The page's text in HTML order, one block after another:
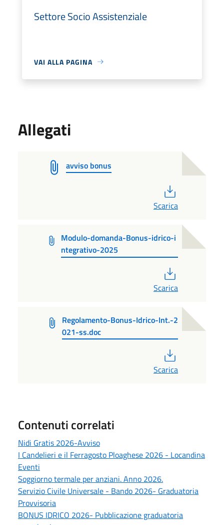
Settore Socio Assistenziale
VAI ALLA PAGINA
Allegati
avviso bonus
Scarica
Modulo-domanda-Bonus-idrico-i
ntegrativo-2025
Scarica
Regolamento-Bonus-Idrico-Int.-2
021-ss.doc
Scarica
Contenuti correlati
Nidi Gratis 2026-Avviso
I Candelieri e il Ferragosto Ploaghese 2026 - Locandina
Eventi
Soggiorno termale per anziani. Anno 2026.
Servizio Civile Universale - Bando 2026- Graduatoria
Provvisoria
BONUS IDRICO 2026- Pubblicazione graduatoria